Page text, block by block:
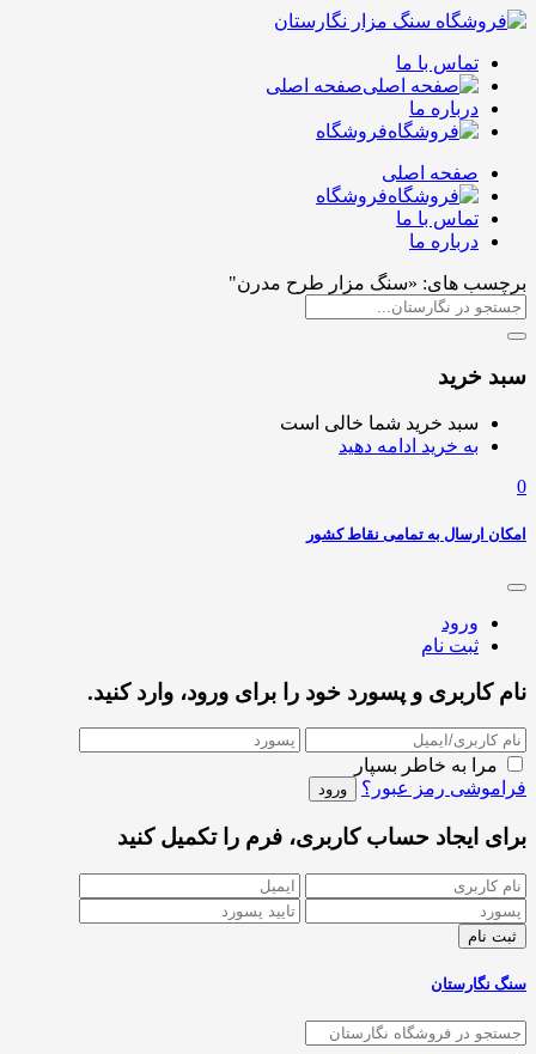
تماس با ما
صفحه اصلی
درباره ما
فروشگاه
صفحه اصلی
فروشگاه
تماس با ما
درباره ما
برچسب های: «سنگ مزار طرح مدرن"
سبد خرید
سبد خرید شما خالی است
به خرید ادامه دهید
0
امکان ارسال به تمامی نقاط کشور
ورود
ثبت نام
نام کاربری و پسورد خود را برای ورود، وارد کنید.
مرا به خاطر بسپار
فراموشی رمز عبور؟
برای ایجاد حساب کاربری، فرم را تکمیل کنید
سنگ نگارستان